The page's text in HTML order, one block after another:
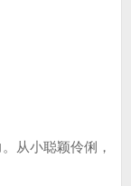
从小聪颖伶俐，